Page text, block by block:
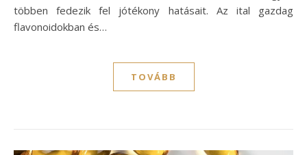
többen fedezik fel jótékony hatásait. Az ital gazdag
flavonoidokban és…
TOVÁBB